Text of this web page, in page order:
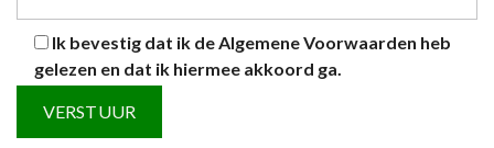
Ik bevestig dat ik deAlgemene Voorwaarden heb
gelezen en dat ik hiermee akkoord ga.